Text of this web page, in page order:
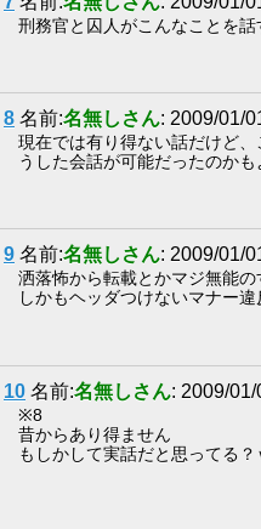
刑務官と囚人がこんなことを話
8 名前:名無しさん: 2009/01/
現在では有り得ない話だけど
うした会話が可能だったのかも
9 名前:名無しさん: 2009/01/
洒落怖から転載とかマジ無能の
しかもヘッダつけないマナー違
10 名前:名無しさん: 2009/
※8
昔からあり得ません
もしかして実話だと思ってる？